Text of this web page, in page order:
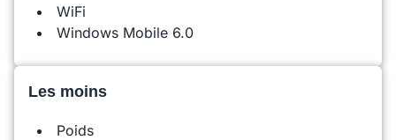
WiFi
Windows Mobile 6.0
Les moins
Poids